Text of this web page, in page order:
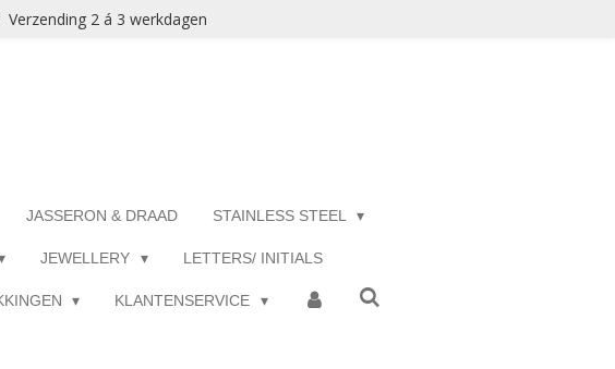
Verzending 2 á 3 werkdagen
JASSERON & DRAAD STAINLESS STEEL
JEWELLERY LETTERS/ INITIALS
KLANTENSERVICE